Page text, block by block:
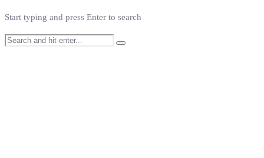
Start typing and press Enter to search